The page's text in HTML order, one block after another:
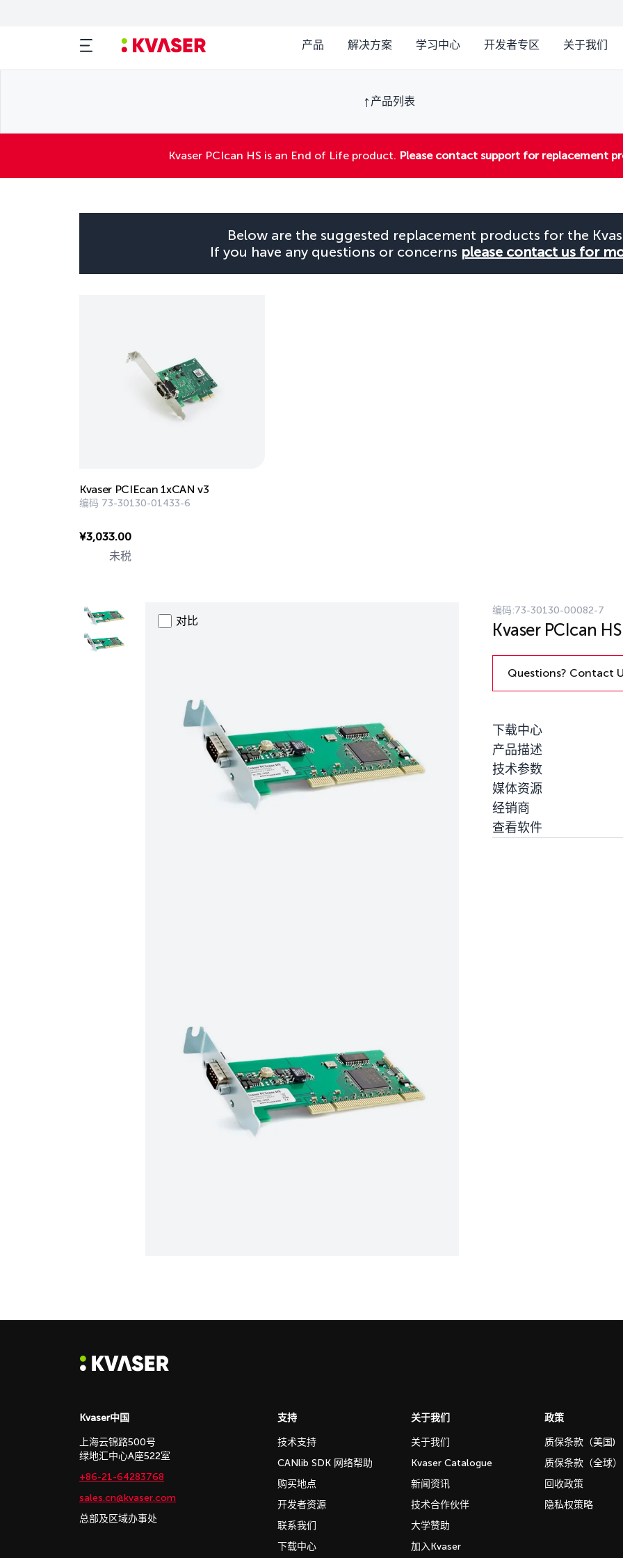
产品 解决方案 学习中心 开发者专区 关于我们
产品列表
Kvaser PCIcan HS is an End of Life product. Please contact support for replacement
Below are the suggested replacement products for the
If you have any questions or concerns please contact us for
Kvaser PCIEcan 1xCAN v3
编码 73-30130-01433-6
¥3,033.00
未税
对比
编码:73-30130-00082-7
Kvaser PCIcan HS
Questions? Contact
下载中心
产品描述
技术参数
媒体资源
经销商
查看软件
Kvaser中国
上海云锦路500号
绿地汇中心A座522室
+86-21-64283768
sales.cn@kvaser.com
总部及区域办事处
支持
技术支持
CANlib SDK 网络帮助
购买地点
开发者资源
联系我们
下载中心
关于我们
关于我们
Kvaser Catalogue
新闻资讯
技术合作伙伴
大学赞助
加入Kvaser
政策
质保条款（美国)
质保条款（全球）
回收政策
隐私权策略